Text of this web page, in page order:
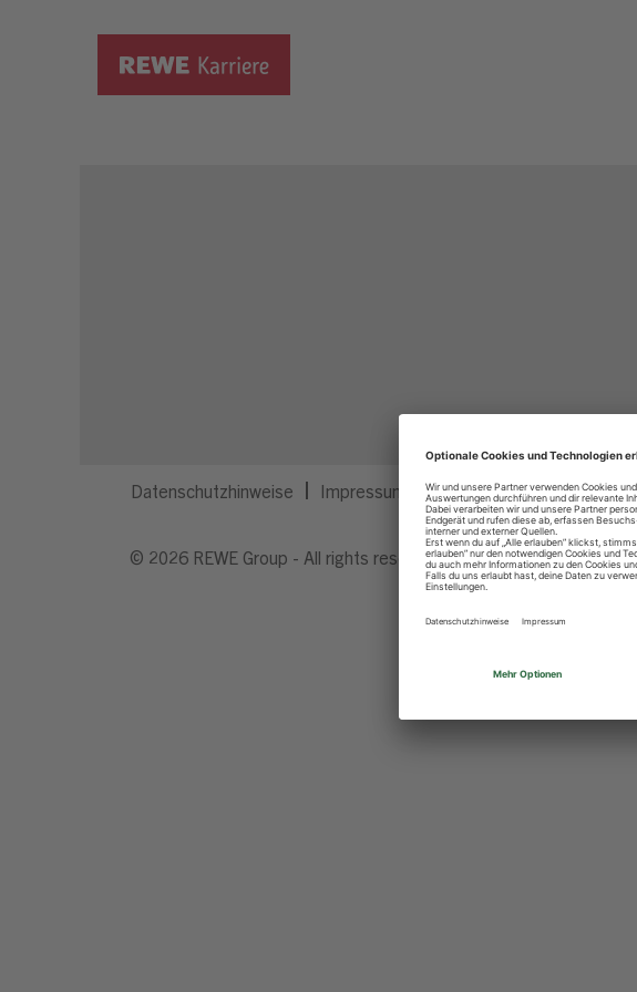
Datenschutzhinweise Impressum Privatsphäre-Einstellungen
© 2026 REWE Group - All rights reserved